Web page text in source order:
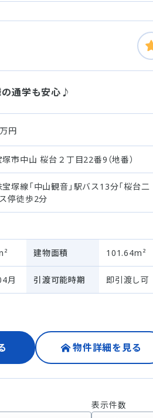
の通学も安心♪
万円
市中山 桜台２丁目22番9（地番）
塚線「中山観音」駅バス13分「桜台二
停徒歩2分
建物面積 101.64m²
月 引渡可能時期 即引渡し可
物件詳細を見る
表示件数